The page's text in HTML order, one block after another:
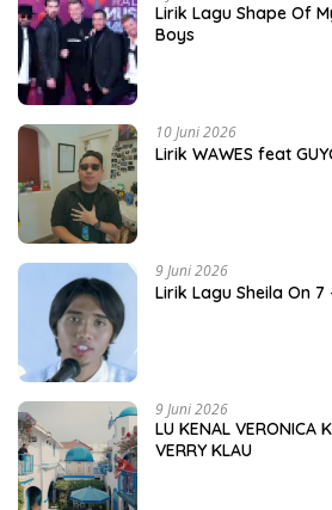
Lirik Lagu Shape Of
Boys
10 Juni 2026
Lirik WAWES feat
9 Juni 2026
Lirik Lagu Sheila On 7
9 Juni 2026
LU KENAL VERONICA
VERRY KLAU